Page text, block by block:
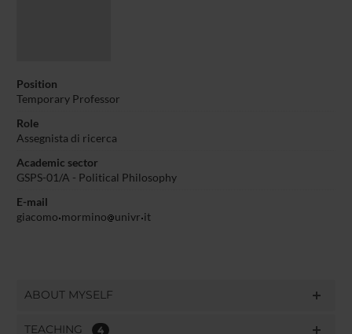
Position
Temporary Professor
Role
Assegnista di ricerca
Academic sector
GSPS-01/A - Political Philosophy
E-mail
giacomo mormino univr it
ABOUT MYSELF
TEACHING 4